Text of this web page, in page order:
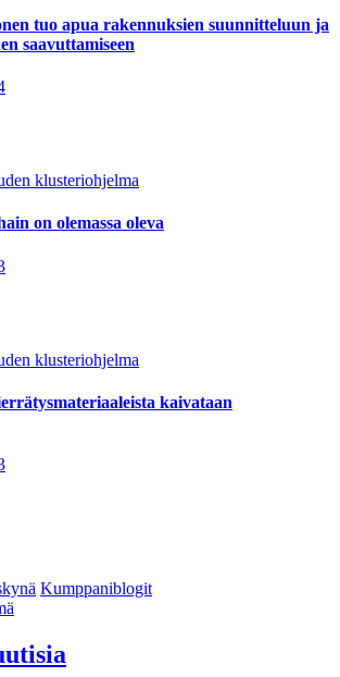
tuo apua rakennuksien suunnitteluun ja
saavuttamiseen
klusteriohjelma
on olemassa oleva
klusteriohjelma
kaivataan
Kumppaniblogit